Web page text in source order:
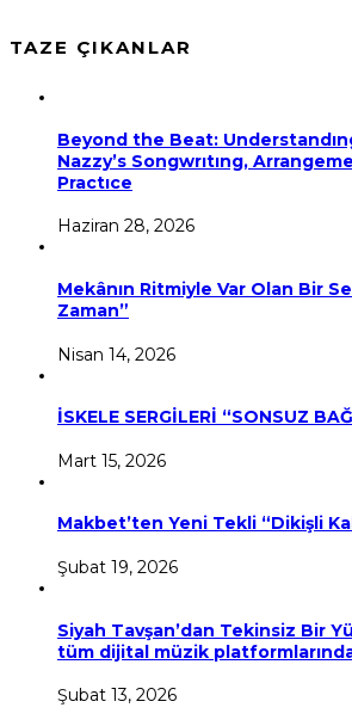
TAZE ÇIKANLAR
Beyond the Beat:
Nazzy’s Songwrıtıng,
Practıce
Haziran 28, 2026
Mekânın Ritmiyle Var Olan Bir
Zaman”
Nisan 14, 2026
İSKELE SERGİLERİ “SONSUZ
Mart 15, 2026
Makbet’ten Yeni Tekli “Dikişli
Şubat 19, 2026
Siyah Tavşan’dan Tekinsiz Bir
tüm dijital müzik
Şubat 13, 2026